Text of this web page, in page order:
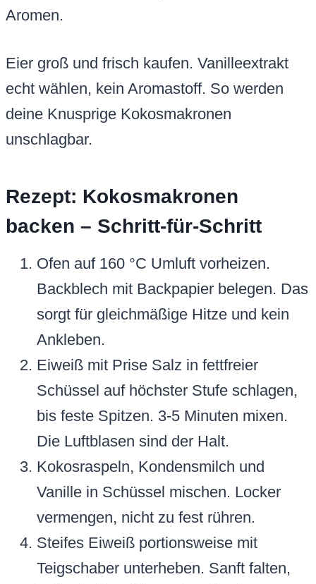
Aromen.
Eier groß und frisch kaufen. Vanilleextrakt
echt wählen, kein Aromastoff. So werden
deine Knusprige Kokosmakronen
unschlagbar.
Rezept: Kokosmakronen
backen – Schritt-für-Schritt
Ofen auf 160 °C Umluft vorheizen.
Backblech mit Backpapier belegen. Das
sorgt für gleichmäßige Hitze und kein
Ankleben.
Eiweiß mit Prise Salz in fettfreier
Schüssel auf höchster Stufe schlagen,
bis feste Spitzen. 3-5 Minuten mixen.
Die Luftblasen sind der Halt.
Kokosraspeln, Kondensmilch und
Vanille in Schüssel mischen. Locker
vermengen, nicht zu fest rühren.
Steifes Eiweiß portionsweise mit
Teigschaber unterheben. Sanft falten,